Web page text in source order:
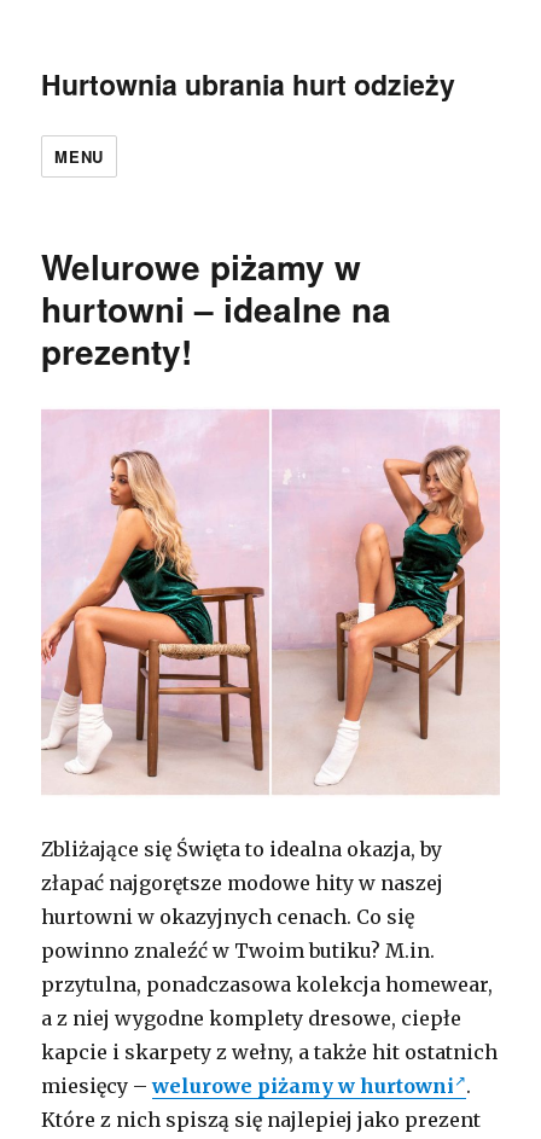
Hurtownia ubrania hurt odzieży
MENU
Welurowe piżamy w
hurtowni – idealne na
prezenty!
Zbliżające się Święta to idealna okazja, by
złapać najgorętsze modowe hity w naszej
hurtowni w okazyjnych cenach. Co się
powinno znaleźć w Twoim butiku? M.in.
przytulna, ponadczasowa kolekcja homewear,
a z niej wygodne komplety dresowe, ciepłe
kapcie i skarpety z wełny, a także hit ostatnich
miesięcy –welurowe piżamy w hurtowni .
Które z nich spiszą się najlepiej jako prezent